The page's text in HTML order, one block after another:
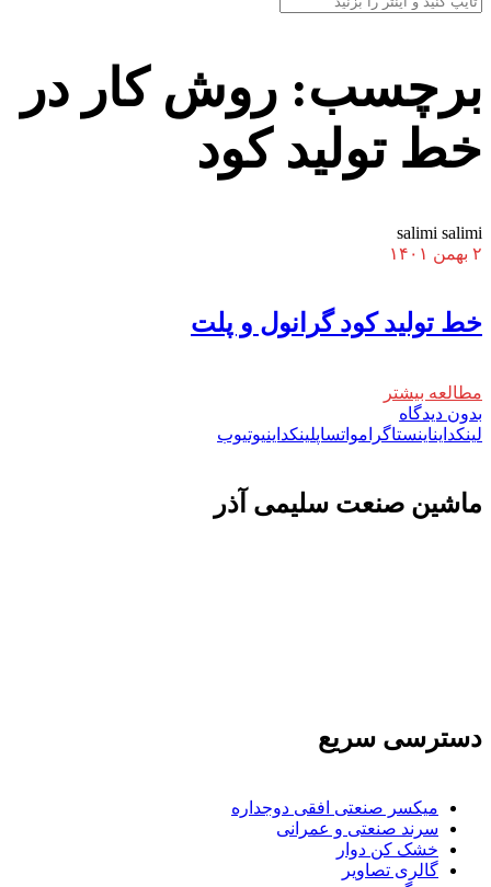
برچسب: روش کار در
خط تولید کود
salimi salimi
۲ بهمن ۱۴۰۱
خط تولید کود گرانول و پلت
مطالعه بیشتر
بدون دیدگاه
لینکدایناینستاگرامواتساپلینکداینیوتیوب
ماشين صنعت سليمی آذر
دسترسی سریع
میکسر صنعتی افقی دوجداره
سرند صنعتی و عمرانی
خشک کن دوار
گالری تصاویر